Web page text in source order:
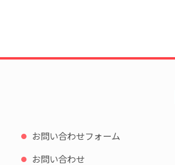
お問い合わせフォーム
お問い合わせ